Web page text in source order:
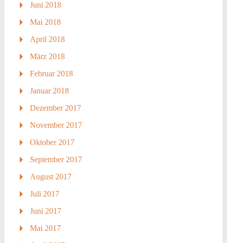
Juni 2018
Mai 2018
April 2018
März 2018
Februar 2018
Januar 2018
Dezember 2017
November 2017
Oktober 2017
September 2017
August 2017
Juli 2017
Juni 2017
Mai 2017